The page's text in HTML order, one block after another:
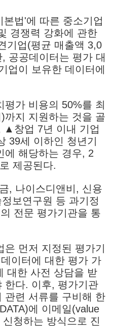
법'에 따른 중소기업
경쟁력 강화에 관한
기업(평균 매출액 3,0
공공데이터는 평가 대
업이 보유한 데이터에
가 비용의 50%를 최
까지 지원하는 것을 골
▲창업 7년 이내 기업
39세 이하인 청년기
해당하는 경우, 2
제공된다.
, 나이스디앤비, 신용
보연구원 등 과기정
전문 평가기관을 통
먼저 지정된 평가기
이터에 대한 평가 가
대한 사전 상담을 받
한다. 이후, 평가기관
관련 서류를 구비해 한
에 이메일(value
청하는 방식으로 진